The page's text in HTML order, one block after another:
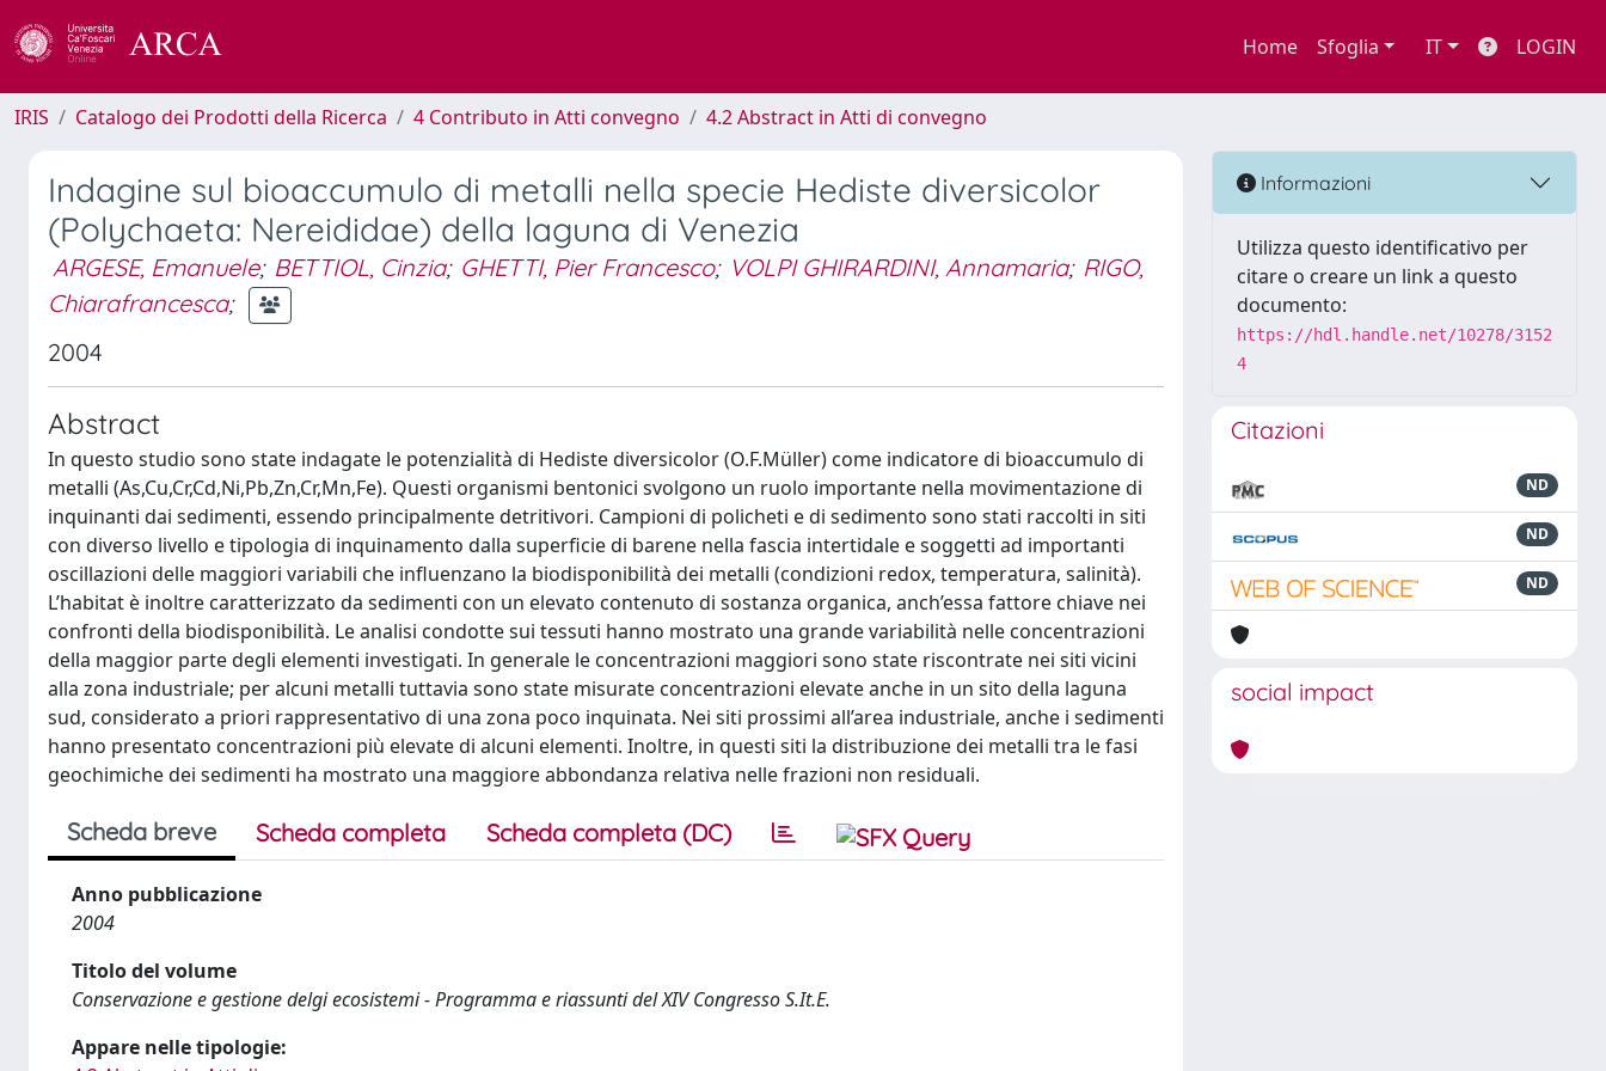
Home Sfoglia IT LOGIN
IRIS Catalogo dei Prodotti della Ricerca 4 Contributo in Atti convegno 4.2 Abstract in Atti di convegno
Indagine sul bioaccumulo di metalli nella specie Hediste diversicolor
(Polychaeta: Nereididae) della laguna di Venezia
ARGESE, Emanuele; BETTIOL, Cinzia; GHETTI, Pier Francesco; VOLPI GHIRARDINI, Annamaria; RIGO,
Chiarafrancesca;
2004
Abstract
In questo studio sono state indagate le potenzialità di Hediste diversicolor (O.F.Müller) come indicatore di bioaccumulo di
metalli (As,Cu,Cr,Cd,Ni,Pb,Zn,Cr,Mn,Fe). Questi organismi bentonici svolgono un ruolo importante nella movimentazione di
inquinanti dai sedimenti, essendo principalmente detritivori. Campioni di policheti e di sedimento sono stati raccolti in siti
con diverso livello e tipologia di inquinamento dalla superficie di barene nella fascia intertidale e soggetti ad importanti
oscillazioni delle maggiori variabili che influenzano la biodisponibilità dei metalli (condizioni redox, temperatura, salinità).
L’habitat è inoltre caratterizzato da sedimenti con un elevato contenuto di sostanza organica, anch’essa fattore chiave nei
confronti della biodisponibilità. Le analisi condotte sui tessuti hanno mostrato una grande variabilità nelle concentrazioni
della maggior parte degli elementi investigati. In generale le concentrazioni maggiori sono state riscontrate nei siti vicini
alla zona industriale; per alcuni metalli tuttavia sono state misurate concentrazioni elevate anche in un sito della laguna
sud, considerato a priori rappresentativo di una zona poco inquinata. Nei siti prossimi all’area industriale, anche i sedimenti
hanno presentato concentrazioni più elevate di alcuni elementi. Inoltre, in questi siti la distribuzione dei metalli tra le fasi
geochimiche dei sedimenti ha mostrato una maggiore abbondanza relativa nelle frazioni non residuali.
Scheda breve Scheda completa Scheda completa (DC)
Anno pubblicazione
2004
Titolo del volume
Conservazione e gestione delgi ecosistemi - Programma e riassunti del XIV Congresso S.It.E.
Appare nelle tipologie:
Informazioni
Utilizza questo identificativo per
citare o creare un link a questo
documento:
https://hdl.handle.net/10278/3152
4
Citazioni
ND
ND
ND
social impact